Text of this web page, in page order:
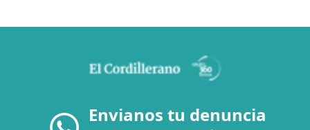
Envianos tu denuncia